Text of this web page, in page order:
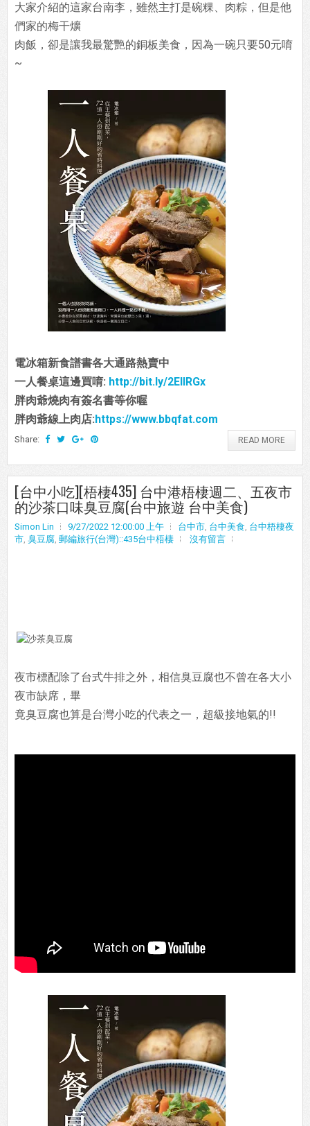
大家介紹的這家台南李，雖然主打是碗粿、肉粽，但是他
們家的梅干爌
肉飯，卻是讓我最驚艷的銅板美食，因為一碗只要50元唷
~
電冰箱新食譜書各大通路熱賣中
一人餐桌這邊買唷: http://bit.ly/2EIIRGx
胖肉爺燒肉有簽名書等你喔
胖肉爺線上肉店:https://www.bbqfat.com
Share: READ MORE
[台中小吃][梧棲435] 台中港梧棲週二、五夜市
的沙茶口味臭豆腐(台中旅遊 台中美食)
Simon Lin 9/27/2022 12:00:00 上午 台中市, 台中美食, 台中梧棲夜
市, 臭豆腐, 郵編旅行(台灣)::435台中梧棲 沒有留言
夜市標配除了台式牛排之外，相信臭豆腐也不曾在各大小
夜市缺席，畢
竟臭豆腐也算是台灣小吃的代表之一，超級接地氣的!!